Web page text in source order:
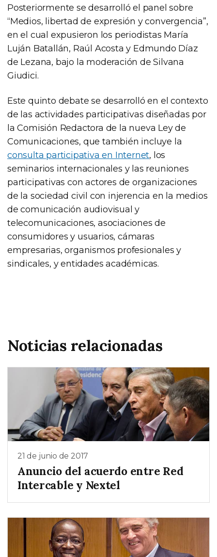
Posteriormente se desarrolló el panel sobre
“Medios, libertad de expresión y convergencia”,
en el cual expusieron los periodistas María
Luján Batallán, Raúl Acosta y Edmundo Díaz
de Lezana, bajo la moderación de Silvana
Giudici.
Este quinto debate se desarrolló en el contexto
de las actividades participativas diseñadas por
la Comisión Redactora de la nueva Ley de
Comunicaciones, que también incluye la
consulta participativa en Internet, los
seminarios internacionales y las reuniones
participativas con actores de organizaciones
de la sociedad civil con injerencia en la medios
de comunicación audiovisual y
telecomunicaciones, asociaciones de
consumidores y usuarios, cámaras
empresarias, organismos profesionales y
sindicales, y entidades académicas.
Noticias relacionadas
21 de junio de 2017
Anuncio del acuerdo entre Red
Intercable y Nextel